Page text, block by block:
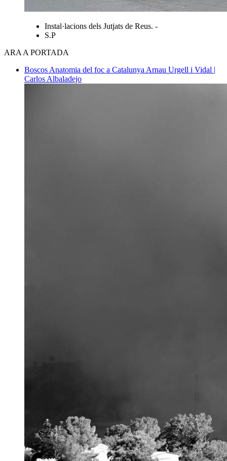
Instal·lacions dels Jutjats de Reus. -
S.P
ARA A PORTADA
Boscos Anatomia del foc a Catalunya Arnau Urgell i Vidal |
Carlos Albaladejo